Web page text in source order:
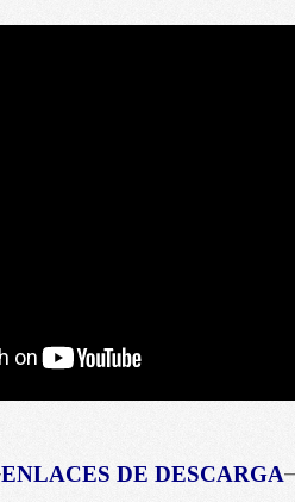
ENLACES DE DESCARGA